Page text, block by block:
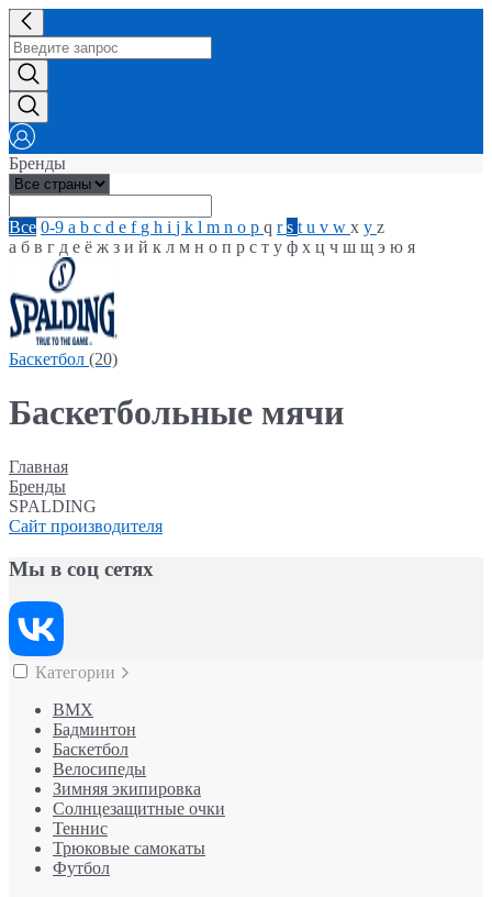
Бренды
Все 0-9 a b c d e f g h i j k l m n o p q rs t u v w x y z
а б в г д е ё ж з и й к л м н о п р с т у ф х ц ч ш щ э ю я
Баскетбол (20)
Баскетбольные мячи
Главная
Бренды
SPALDING
Сайт производителя
Мы в соц сетях
Категории
BMX
Бадминтон
Баскетбол
Велосипеды
Зимняя экипировка
Солнцезащитные очки
Теннис
Трюковые самокаты
Футбол